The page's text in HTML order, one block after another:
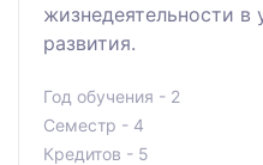
жизнедеятельности в
развития.
Год обучения - 2
Семестр - 4
Кредитов - 5